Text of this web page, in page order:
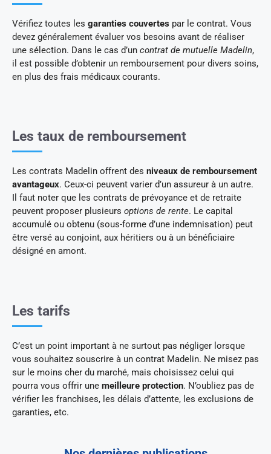
Vérifiez toutes les garanties couvertes par le contrat. Vous
devez généralement évaluer vos besoins avant de réaliser
une sélection. Dans le cas d’un contrat de mutuelle Madelin,
il est possible d’obtenir un remboursement pour divers soins,
en plus des frais médicaux courants.
Les taux de remboursement
Les contrats Madelin offrent des niveaux de remboursement
avantageux. Ceux-ci peuvent varier d’un assureur à un autre.
Il faut noter que les contrats de prévoyance et de retraite
peuvent proposer plusieurs options de rente. Le capital
accumulé ou obtenu (sous-forme d’une indemnisation) peut
être versé au conjoint, aux héritiers ou à un bénéficiaire
désigné en amont.
Les tarifs
C’est un point important à ne surtout pas négliger lorsque
vous souhaitez souscrire à un contrat Madelin. Ne misez pas
sur le moins cher du marché, mais choisissez celui qui
pourra vous offrir une meilleure protection. N’oubliez pas de
vérifier les franchises, les délais d’attente, les exclusions de
garanties, etc.